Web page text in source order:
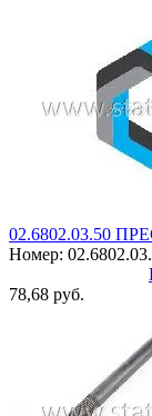
02.6802.03.50
Номер:
78,68 руб.